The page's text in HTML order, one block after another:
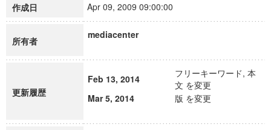
作成日 Apr 09, 2009 09:00:00
所有者
mediacenter
更新履歴
Feb 13, 2014
フリーキーワード, 本
文 を変更
Mar 5, 2014
版 を変更